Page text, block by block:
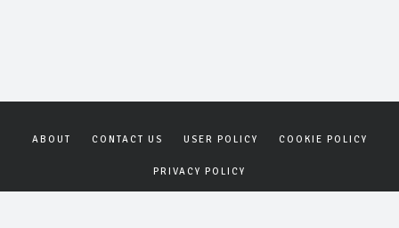
ABOUT CONTACT US USER POLICY COOKIE POLICY
PRIVACY POLICY